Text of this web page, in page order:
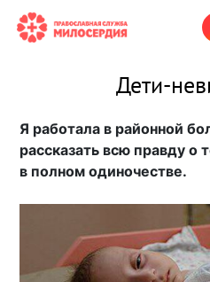
Дети-
Я работала в районной
рассказать всю правду о
в полном одиночестве.